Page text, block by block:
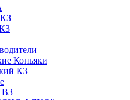
Коньяки
КЗ
ВЗ